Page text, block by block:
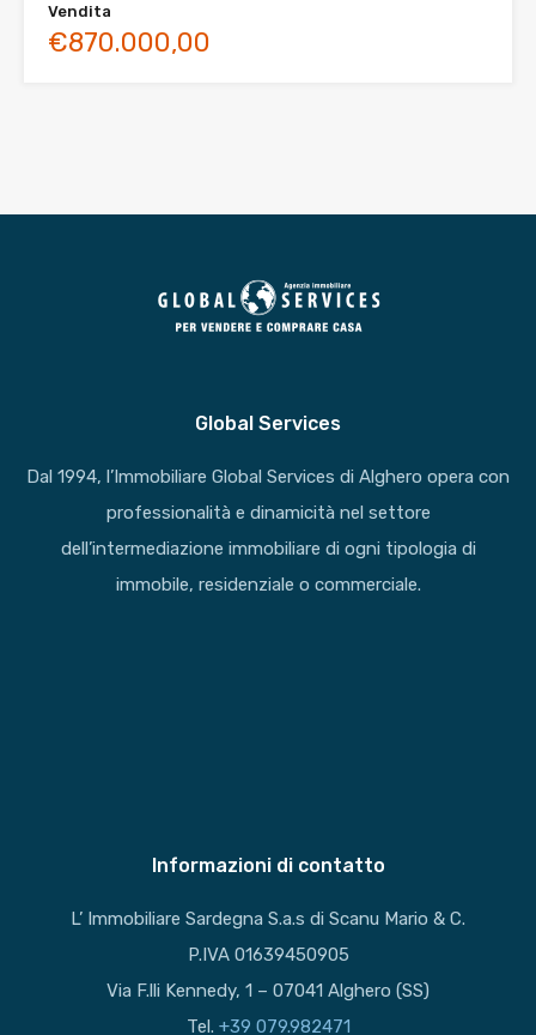
Vendita
€870.000,00
Global Services
Dal 1994, l’Immobiliare Global Services di Alghero opera con
professionalità e dinamicità nel settore
dell’intermediazione immobiliare di ogni tipologia di
immobile, residenziale o commerciale.
Informazioni di contatto
L’ Immobiliare Sardegna S.a.s di Scanu Mario & C.
P.IVA 01639450905
Via F.lli Kennedy, 1 – 07041 Alghero (SS)
Tel. +39 079.982471